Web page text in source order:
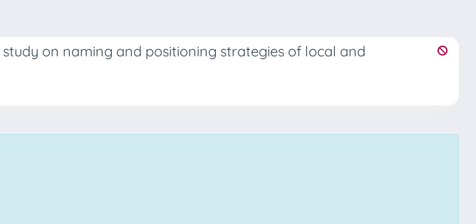
on naming and positioning strategies of local and